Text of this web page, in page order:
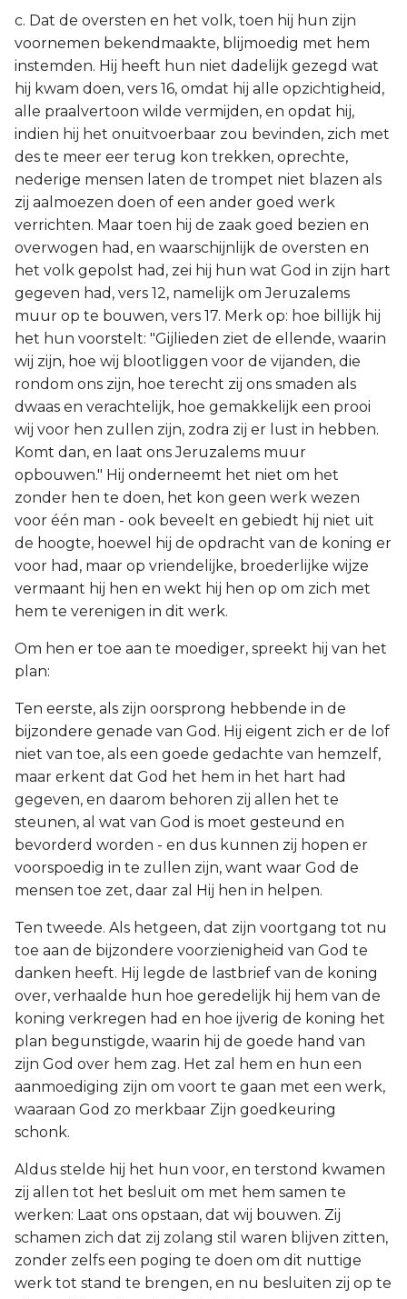
c. Dat de oversten en het volk, toen hij hun zijn
voornemen bekendmaakte, blijmoedig met hem
instemden. Hij heeft hun niet dadelijk gezegd wat
hij kwam doen, vers 16, omdat hij alle opzichtigheid,
alle praalvertoon wilde vermijden, en opdat hij,
indien hij het onuitvoerbaar zou bevinden, zich met
des te meer eer terug kon trekken, oprechte,
nederige mensen laten de trompet niet blazen als
zij aalmoezen doen of een ander goed werk
verrichten. Maar toen hij de zaak goed bezien en
overwogen had, en waarschijnlijk de oversten en
het volk gepolst had, zei hij hun wat God in zijn hart
gegeven had, vers 12, namelijk om Jeruzalems
muur op te bouwen, vers 17. Merk op: hoe billijk hij
het hun voorstelt: "Gijlieden ziet de ellende, waarin
wij zijn, hoe wij blootliggen voor de vijanden, die
rondom ons zijn, hoe terecht zij ons smaden als
dwaas en verachtelijk, hoe gemakkelijk een prooi
wij voor hen zullen zijn, zodra zij er lust in hebben.
Komt dan, en laat ons Jeruzalems muur
opbouwen." Hij onderneemt het niet om het
zonder hen te doen, het kon geen werk wezen
voor één man - ook beveelt en gebiedt hij niet uit
de hoogte, hoewel hij de opdracht van de koning er
voor had, maar op vriendelijke, broederlijke wijze
vermaant hij hen en wekt hij hen op om zich met
hem te verenigen in dit werk.
Om hen er toe aan te moediger, spreekt hij van het
plan:
Ten eerste, als zijn oorsprong hebbende in de
bijzondere genade van God. Hij eigent zich er de lof
niet van toe, als een goede gedachte van hemzelf,
maar erkent dat God het hem in het hart had
gegeven, en daarom behoren zij allen het te
steunen, al wat van God is moet gesteund en
bevorderd worden - en dus kunnen zij hopen er
voorspoedig in te zullen zijn, want waar God de
mensen toe zet, daar zal Hij hen in helpen.
Ten tweede. Als hetgeen, dat zijn voortgang tot nu
toe aan de bijzondere voorzienigheid van God te
danken heeft. Hij legde de lastbrief van de koning
over, verhaalde hun hoe geredelijk hij hem van de
koning verkregen had en hoe ijverig de koning het
plan begunstigde, waarin hij de goede hand van
zijn God over hem zag. Het zal hem en hun een
aanmoediging zijn om voort te gaan met een werk,
waaraan God zo merkbaar Zijn goedkeuring
schonk.
Aldus stelde hij het hun voor, en terstond kwamen
zij allen tot het besluit om met hem samen te
werken: Laat ons opstaan, dat wij bouwen. Zij
schamen zich dat zij zolang stil waren blijven zitten,
zonder zelfs een poging te doen om dit nuttige
werk tot stand te brengen, en nu besluiten zij op te